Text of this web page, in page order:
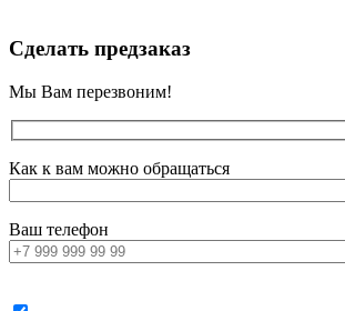
Сделать предзаказ
Мы Вам перезвоним!
Как к вам можно обращаться
Ваш телефон